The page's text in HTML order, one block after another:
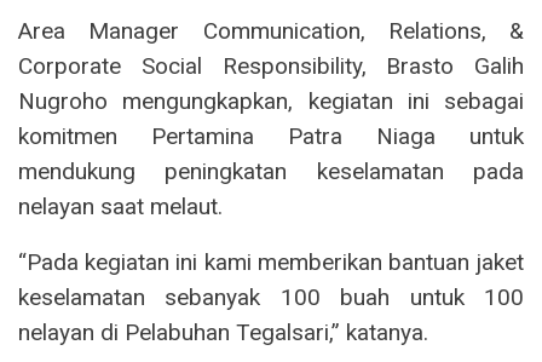
Area Manager Communication, Relations, &
Corporate Social Responsibility, Brasto Galih
Nugroho mengungkapkan, kegiatan ini sebagai
komitmen Pertamina Patra Niaga untuk
mendukung peningkatan keselamatan pada
nelayan saat melaut.
“Pada kegiatan ini kami memberikan bantuan jaket
keselamatan sebanyak 100 buah untuk 100
nelayan di Pelabuhan Tegalsari,” katanya.